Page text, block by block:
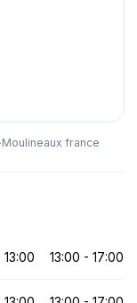
france
13:00 - 17:00